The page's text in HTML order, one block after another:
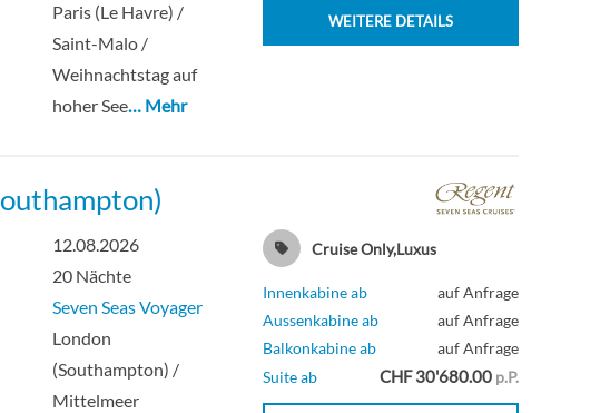
Paris (Le Havre) /
Saint-Malo /
Weihnachtstag auf
hoher See… Mehr
WEITERE DETAILS
12.08.2026
20 Nächte
Seven Seas Voyager
London
(Southampton) /
Mittelmeer
Cruise Only,Luxus
Innenkabine ab
auf Anfrage
Aussenkabine ab
auf Anfrage
Balkonkabine ab
auf Anfrage
Suite ab
CHF 30'680.00 p.P.